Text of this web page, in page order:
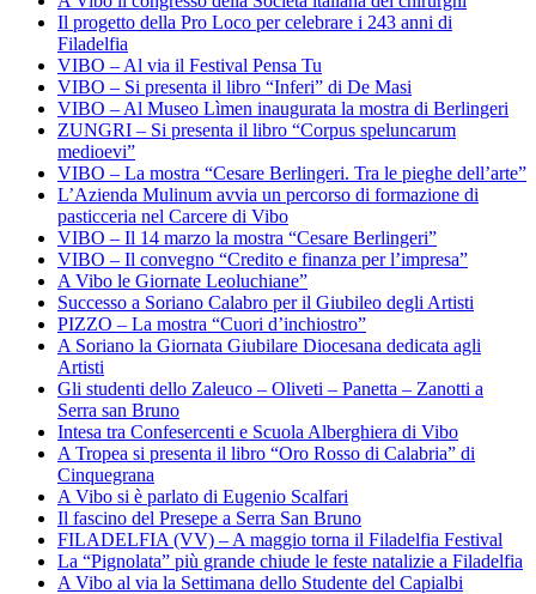
Il progetto della Pro Loco per celebrare i 243 anni di
Filadelfia
VIBO – Al via il Festival Pensa Tu
VIBO – Si presenta il libro “Inferi” di De Masi
VIBO – Al Museo Lìmen inaugurata la mostra di Berlingeri
ZUNGRI – Si presenta il libro “Corpus speluncarum
medioevi”
VIBO – La mostra “Cesare Berlingeri. Tra le pieghe dell’arte”
L’Azienda Mulinum avvia un percorso di formazione di
pasticceria nel Carcere di Vibo
VIBO – Il 14 marzo la mostra “Cesare Berlingeri”
VIBO – Il convegno “Credito e finanza per l’impresa”
A Vibo le Giornate Leoluchiane”
Successo a Soriano Calabro per il Giubileo degli Artisti
PIZZO – La mostra “Cuori d’inchiostro”
A Soriano la Giornata Giubilare Diocesana dedicata agli
Artisti
Gli studenti dello Zaleuco – Oliveti – Panetta – Zanotti a
Serra san Bruno
Intesa tra Confesercenti e Scuola Alberghiera di Vibo
A Tropea si presenta il libro “Oro Rosso di Calabria” di
Cinquegrana
A Vibo si è parlato di Eugenio Scalfari
Il fascino del Presepe a Serra San Bruno
FILADELFIA (VV) – A maggio torna il Filadelfia Festival
La “Pignolata” più grande chiude le feste natalizie a Filadelfia
A Vibo al via la Settimana dello Studente del Capialbi